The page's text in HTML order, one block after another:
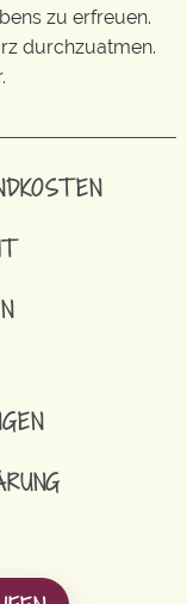
zu erfreuen.
durchzuatmen.